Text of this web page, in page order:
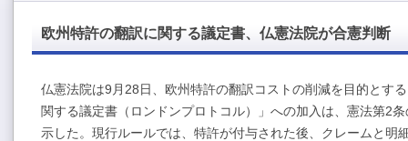
欧州特許の翻訳に関する議定書、仏憲法院が合憲判断
仏憲法院は9月28日、欧州特許の翻訳コストの削減を目的とす
関する議定書（ロンドンプロトコル）」への加入は、憲法第2
示した。現行ルールでは、特許が付与された後、クレームと明